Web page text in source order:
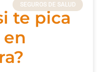
SEGUROS DE SALUD
te pica